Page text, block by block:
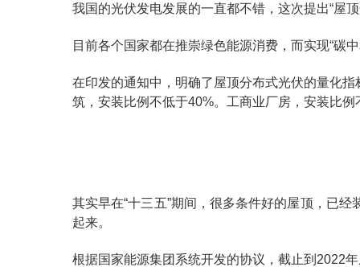
我国的光伏发电发展的一直都不错，这次提出“屋
目前各个国家都在推崇绿色能源消费，而实现“碳
在印发的通知中，明确了屋顶分布式光伏的量化
筑，安装比例不低于40%。工商业厂房，安装比
其实早在“十三五”期间，很多条件好的屋顶，已
起来。
根据国家能源集团系统开发的协议，截止到2022